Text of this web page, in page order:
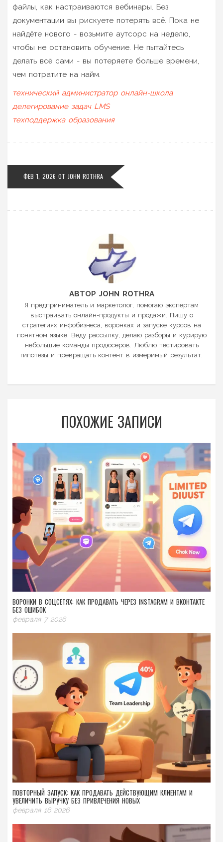
файлы, как настраиваются вебинары. Без
документации вы рискуете потерять всё. Пока не
найдёте нового - возьмите аутсорс на неделю,
чтобы не остановить обучение. Не пытайтесь
делать всё сами - вы потеряете больше времени,
чем потратите на найм.
технический администратор онлайн-школа
делегирование задач LMS
техподдержка образования
ФЕВ 1, 2026 ОТ JOHN ROTHRA
АВТОР JOHN ROTHRA
Я предприниматель и маркетолог, помогаю экспертам
выстраивать онлайн-продукты и продажи. Пишу о
стратегиях инфобизнеса, воронках и запуске курсов на
понятном языке. Веду рассылку, делаю разборы и курирую
небольшие команды продюсеров. Люблю тестировать
гипотезы и превращать контент в измеримый результат.
ПОХОЖИЕ ЗАПИСИ
ВОРОНКИ В СОЦСЕТЯХ: КАК ПРОДАВАТЬ ЧЕРЕЗ INSTAGRAM И ВКОНТАКТЕ
БЕЗ ОШИБОК
февраля 7 2026
ПОВТОРНЫЙ ЗАПУСК: КАК ПРОДАВАТЬ ДЕЙСТВУЮЩИМ КЛИЕНТАМ И
УВЕЛИЧИТЬ ВЫРУЧКУ БЕЗ ПРИВЛЕЧЕНИЯ НОВЫХ
февраля 16 2026